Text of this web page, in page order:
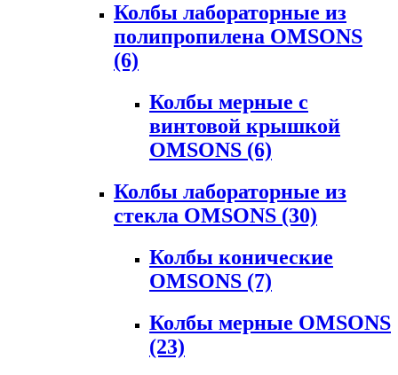
Колбы лабораторные из
полипропилена OMSONS
(6)
Колбы мерные с
винтовой крышкой
OMSONS (6)
Колбы лабораторные из
стекла OMSONS (30)
Колбы конические
OMSONS (7)
Колбы мерные OMSONS
(23)